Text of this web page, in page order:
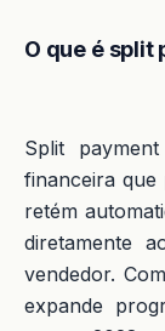
O que é split
Split
financeira que
retém
diretamente
vendedor.
expande